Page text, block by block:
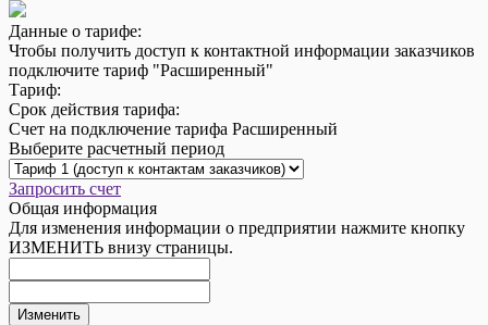
Данные о тарифе:
Чтобы получить доступ к контактной информации заказчиков
подключите тариф "Расширенный"
Тариф:
Срок действия тарифа:
Счет на подключение тарифа Расширенный
Выберите расчетный период
Запросить счет
Общая информация
Для изменения информации о предприятии нажмите кнопку
ИЗМЕНИТЬ внизу страницы.
Изменить